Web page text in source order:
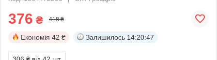
376 ₴ 418 ₴
Економія 42 ₴ Залишилось 14:20:47